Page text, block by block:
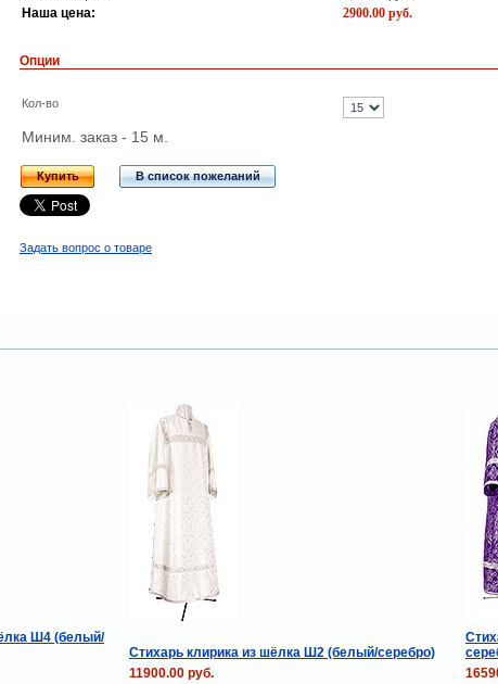
Наша цена: 2900.00 руб.
Опции
Кол-во
Миним. заказ - 15 м.
Купить В список пожеланий
Задать вопрос о товаре
Ш4 (белый/
Стихарь клирика из шёлка Ш2 (белый/серебро)
11900.00 руб.